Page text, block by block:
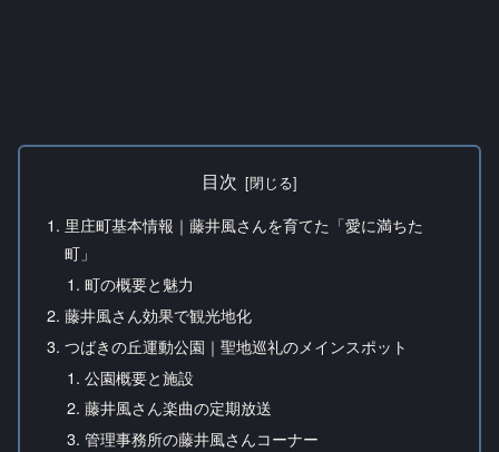
目次
里庄町基本情報｜藤井風さんを育てた「愛に満ちた
町」
町の概要と魅力
藤井風さん効果で観光地化
つばきの丘運動公園｜聖地巡礼のメインスポット
公園概要と施設
藤井風さん楽曲の定期放送
管理事務所の藤井風さんコーナー